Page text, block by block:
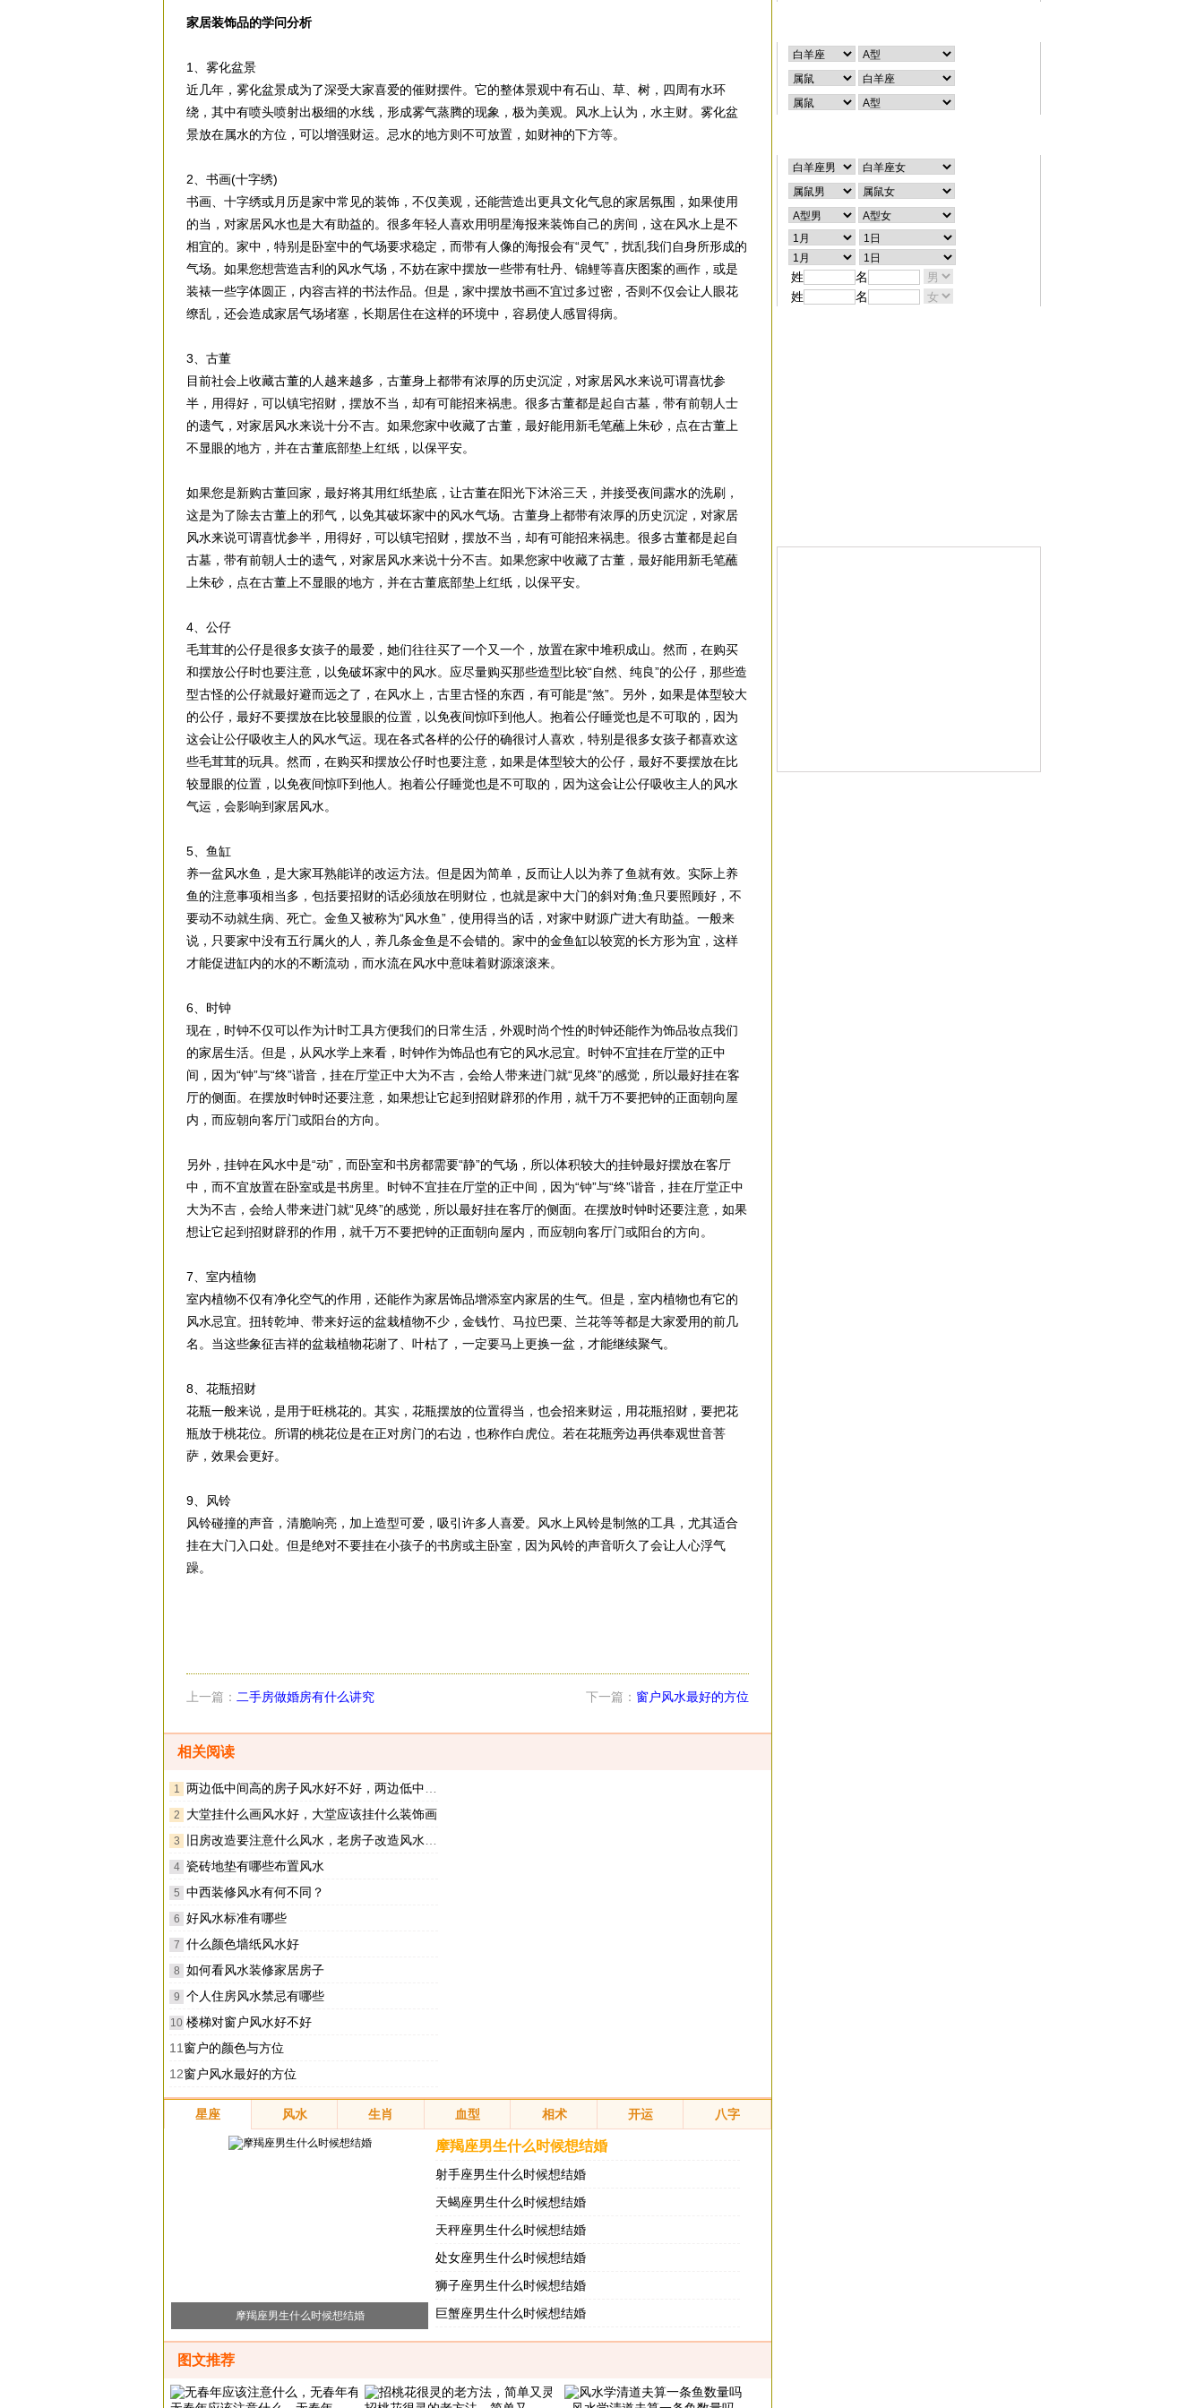
家居装饰品的学问分析
1、雾化盆景
近几年，雾化盆景成为了深受大家喜爱的催财摆件。它的整体景观中有石山、草、树，四周有水环
绕，其中有喷头喷射出极细的水线，形成雾气蒸腾的现象，极为美观。风水上认为，水主财。雾化盆
景放在属水的方位，可以增强财运。忌水的地方则不可放置，如财神的下方等。
2、书画(十字绣)
书画、十字绣或月历是家中常见的装饰，不仅美观，还能营造出更具文化气息的家居氛围，如果使用
的当，对家居风水也是大有助益的。很多年轻人喜欢用明星海报来装饰自己的房间，这在风水上是不
相宜的。家中，特别是卧室中的气场要求稳定，而带有人像的海报会有“灵气”，扰乱我们自身所形成的
气场。如果您想营造吉利的风水气场，不妨在家中摆放一些带有牡丹、锦鲤等喜庆图案的画作，或是
装裱一些字体圆正，内容吉祥的书法作品。但是，家中摆放书画不宜过多过密，否则不仅会让人眼花
缭乱，还会造成家居气场堵塞，长期居住在这样的环境中，容易使人感冒得病。
3、古董
目前社会上收藏古董的人越来越多，古董身上都带有浓厚的历史沉淀，对家居风水来说可谓喜忧参
半，用得好，可以镇宅招财，摆放不当，却有可能招来祸患。很多古董都是起自古墓，带有前朝人士
的遗气，对家居风水来说十分不吉。如果您家中收藏了古董，最好能用新毛笔蘸上朱砂，点在古董上
不显眼的地方，并在古董底部垫上红纸，以保平安。
如果您是新购古董回家，最好将其用红纸垫底，让古董在阳光下沐浴三天，并接受夜间露水的洗刷，
这是为了除去古董上的邪气，以免其破坏家中的风水气场。古董身上都带有浓厚的历史沉淀，对家居
风水来说可谓喜忧参半，用得好，可以镇宅招财，摆放不当，却有可能招来祸患。很多古董都是起自
古墓，带有前朝人士的遗气，对家居风水来说十分不吉。如果您家中收藏了古董，最好能用新毛笔蘸
上朱砂，点在古董上不显眼的地方，并在古董底部垫上红纸，以保平安。
4、公仔
毛茸茸的公仔是很多女孩子的最爱，她们往往买了一个又一个，放置在家中堆积成山。然而，在购买
和摆放公仔时也要注意，以免破坏家中的风水。应尽量购买那些造型比较“自然、纯良”的公仔，那些造
型古怪的公仔就最好避而远之了，在风水上，古里古怪的东西，有可能是“煞”。另外，如果是体型较大
的公仔，最好不要摆放在比较显眼的位置，以免夜间惊吓到他人。抱着公仔睡觉也是不可取的，因为
这会让公仔吸收主人的风水气运。现在各式各样的公仔的确很讨人喜欢，特别是很多女孩子都喜欢这
些毛茸茸的玩具。然而，在购买和摆放公仔时也要注意，如果是体型较大的公仔，最好不要摆放在比
较显眼的位置，以免夜间惊吓到他人。抱着公仔睡觉也是不可取的，因为这会让公仔吸收主人的风水
气运，会影响到家居风水。
5、鱼缸
养一盆风水鱼，是大家耳熟能详的改运方法。但是因为简单，反而让人以为养了鱼就有效。实际上养
鱼的注意事项相当多，包括要招财的话必须放在明财位，也就是家中大门的斜对角;鱼只要照顾好，不
要动不动就生病、死亡。金鱼又被称为“风水鱼”，使用得当的话，对家中财源广进大有助益。一般来
说，只要家中没有五行属火的人，养几条金鱼是不会错的。家中的金鱼缸以较宽的长方形为宜，这样
才能促进缸内的水的不断流动，而水流在风水中意味着财源滚滚来。
6、时钟
现在，时钟不仅可以作为计时工具方便我们的日常生活，外观时尚个性的时钟还能作为饰品妆点我们
的家居生活。但是，从风水学上来看，时钟作为饰品也有它的风水忌宜。时钟不宜挂在厅堂的正中
间，因为“钟”与“终”谐音，挂在厅堂正中大为不吉，会给人带来进门就“见终”的感觉，所以最好挂在客
厅的侧面。在摆放时钟时还要注意，如果想让它起到招财辟邪的作用，就千万不要把钟的正面朝向屋
内，而应朝向客厅门或阳台的方向。
另外，挂钟在风水中是“动”，而卧室和书房都需要“静”的气场，所以体积较大的挂钟最好摆放在客厅
中，而不宜放置在卧室或是书房里。时钟不宜挂在厅堂的正中间，因为“钟”与“终”谐音，挂在厅堂正中
大为不吉，会给人带来进门就“见终”的感觉，所以最好挂在客厅的侧面。在摆放时钟时还要注意，如果
想让它起到招财辟邪的作用，就千万不要把钟的正面朝向屋内，而应朝向客厅门或阳台的方向。
7、室内植物
室内植物不仅有净化空气的作用，还能作为家居饰品增添室内家居的生气。但是，室内植物也有它的
风水忌宜。扭转乾坤、带来好运的盆栽植物不少，金钱竹、马拉巴栗、兰花等等都是大家爱用的前几
名。当这些象征吉祥的盆栽植物花谢了、叶枯了，一定要马上更换一盆，才能继续聚气。
8、花瓶招财
花瓶一般来说，是用于旺桃花的。其实，花瓶摆放的位置得当，也会招来财运，用花瓶招财，要把花
瓶放于桃花位。所谓的桃花位是在正对房门的右边，也称作白虎位。若在花瓶旁边再供奉观世音菩
萨，效果会更好。
9、风铃
风铃碰撞的声音，清脆响亮，加上造型可爱，吸引许多人喜爱。风水上风铃是制煞的工具，尤其适合
挂在大门入口处。但是绝对不要挂在小孩子的书房或主卧室，因为风铃的声音听久了会让人心浮气
躁。
上一篇： 二手房做婚房有什么讲究 下一篇： 窗户风水最好的方位
相关阅读
1 两边低中间高的房子风水好不好，两边低中间高的房子有什么影响
2 大堂挂什么画风水好，大堂应该挂什么装饰画
3 旧房改造要注意什么风水，老房子改造风水禁忌有哪些
4 瓷砖地垫有哪些布置风水
5 中西装修风水有何不同？
6 好风水标准有哪些
7 什么颜色墙纸风水好
8 如何看风水装修家居房子
9 个人住房风水禁忌有哪些
10 楼梯对窗户风水好不好
11 窗户的颜色与方位
12窗户风水最好的方位
星座 风水 生肖 血型 相术 开运 八字
摩羯座男生什么时候想结婚
摩羯座男生什么时候想结婚
射手座男生什么时候想结婚
天蝎座男生什么时候想结婚
天秤座男生什么时候想结婚
处女座男生什么时候想结婚
狮子座男生什么时候想结婚
巨蟹座男生什么时候想结婚
图文推荐
姓
名
姓
名